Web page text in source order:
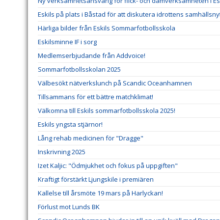
Eskils på plats i Båstad för att diskutera idrottens
Härliga bilder från Eskils Sommarfotbollsskola
Eskilsminne IF i sorg
Medlemserbjudande från Addvoice!
Sommarfotbollsskolan 2025
Välbesökt nätverkslunch på Scandic Oceanhamnen
Tillsammans för ett bättre matchklimat!
Välkomna till Eskils sommarfotbollsskola 2025!
Eskils yngsta stjärnor!
Lång rehab medicinen för "Dragge"
Inskrivning 2025
Izet Kaljic: "Ödmjukhet och fokus på uppgiften"
Kraftigt förstärkt Ljungskile i premiären
Kallelse till årsmöte 19 mars på Harlyckan!
Förlust mot Lunds BK